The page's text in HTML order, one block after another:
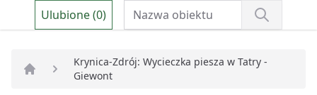
Ulubione (0)
Strona główna
Krynica-Zdrój: Wycieczka piesza w Tatry -
Giewont